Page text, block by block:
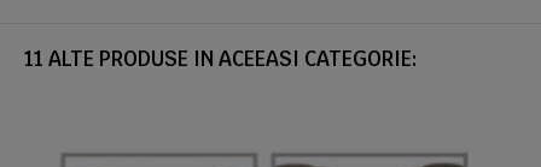
11 ALTE PRODUSE IN ACEEASI CATEGORIE: